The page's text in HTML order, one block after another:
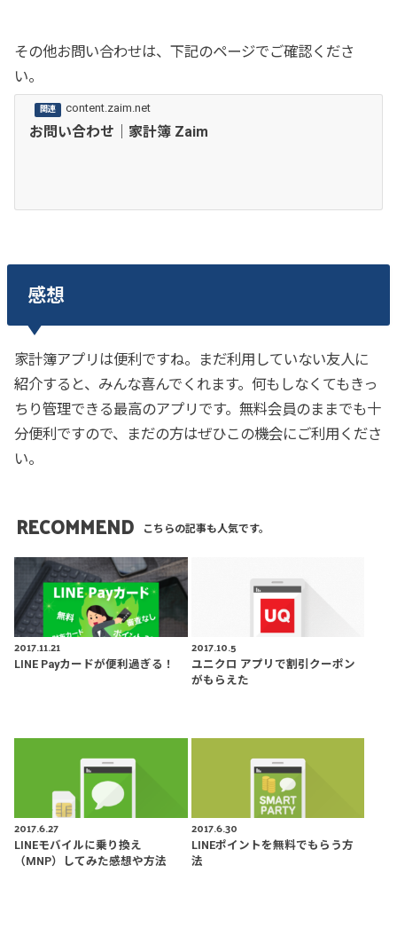
その他お問い合わせは、下記のページでご確認くださ
い。
content.zaim.net
お問い合わせ｜家計簿 Zaim
感想
家計簿アプリは便利ですね。まだ利用していない友人に
紹介すると、みんな喜んでくれます。何もしなくてもきっ
ちり管理できる最高のアプリです。無料会員のままでも十
分便利ですので、まだの方はぜひこの機会にご利用くださ
い。
RECOMMEND こちらの記事も人気です。
2017.11.21
LINE Payカードが便利過ぎる！
2017.10.5
ユニクロ アプリで割引クーポン
がもらえた
2017.6.27
LINEモバイルに乗り換え
（MNP）してみた感想や方法
2017.6.30
LINEポイントを無料でもらう方
法